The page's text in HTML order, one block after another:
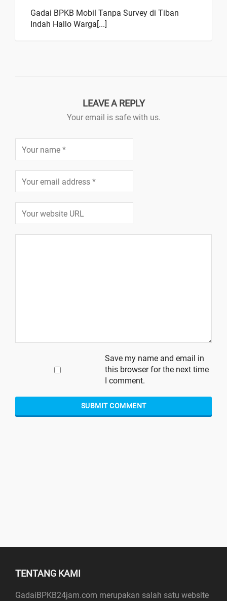
Gadai BPKB Mobil Tanpa Survey di Tiban
Indah Hallo Warga[...]
LEAVE A REPLY
Your email is safe with us.
Save my name and email in
this browser for the next time
I comment.
TENTANG KAMI
GadaiBPKB24jam.com merupakan salah satu website